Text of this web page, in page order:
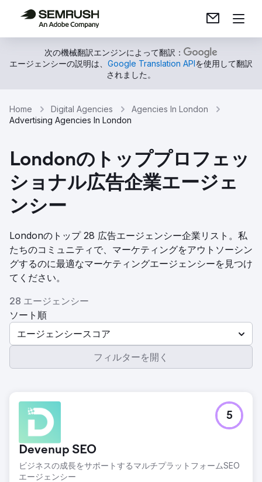
次の機械翻訳エンジンによって翻訳：
エージェンシーの説明は、 Google Translation APIを使用して翻訳
されました。
Home Digital Agencies
Agencies In London
Advertising Agencies In London
Londonのトッププロフェッ
ショナル広告企業エージェ
ンシー
Londonのトップ 28 広告エージェンシー企業リスト。私
たちのコミュニティで、マーケティングをアウトソーシン
グするのに最適なマーケティングエージェンシーを見つけ
てください。
28 エージェンシー
ソート順
エージェンシースコア
フィルターを開く
Devenup SEO
ビジネスの成長をサポートするマルチプラットフォームSEO
エージェンシー
5